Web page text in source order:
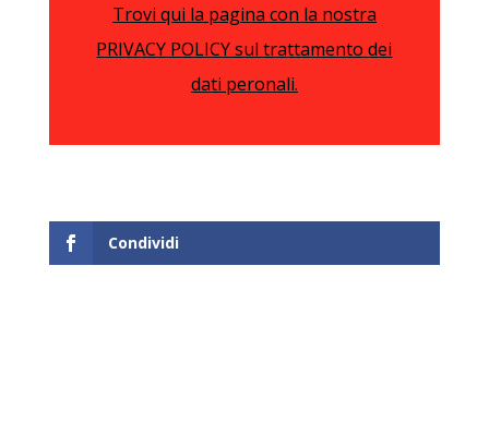
Trovi qui la pagina con la nostra
PRIVACY POLICY sul trattamento dei
dati peronali.
Condividi